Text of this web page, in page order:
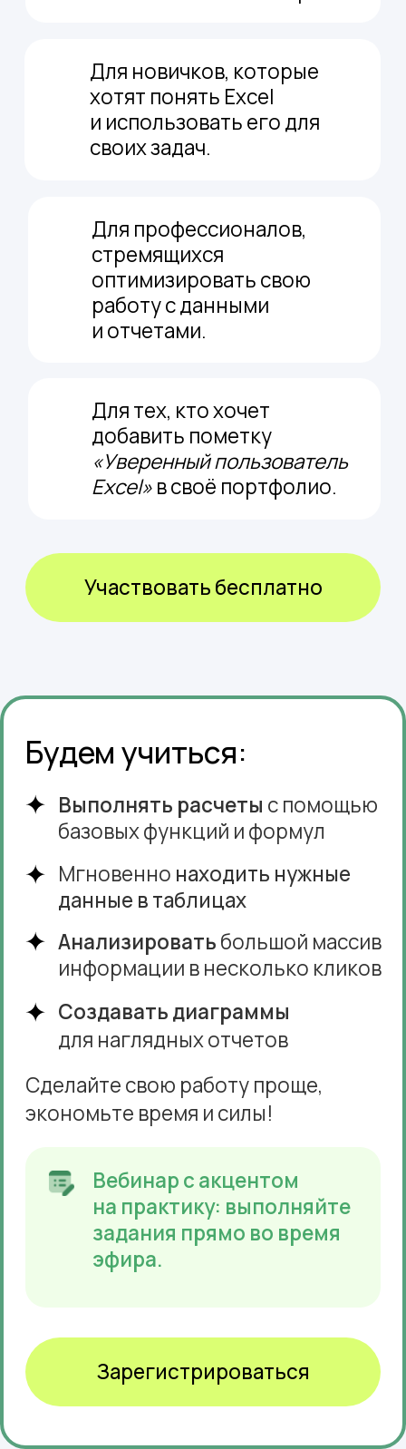
Выполнять расчеты
базовых функций и формул
Мгновеннонаходить нужные
данные в таблицах
Анализироватьбольшой массив
для наглядных отчетов
Сделайте свою работу проще,
экономьте время и силы!
Зарегистрироваться
Вебинар с акцентом
Доступ к бесплатному
вебинару
Узнайте, как стать уверенным
и автоматизировать рутинные
задачи.
PDF-гайд
«3 скрытые функции Excel, которые
вы точно не использовали (но
должны!)» — получите сразу после
регистрации.
Рабочий шаблон
для практики
Бонус на вебинаре
Гайд «Горячие клавиши Excel»
Что вы получите,
после регистрации?
Запись вебинара
Пересмотрите материал в удобное